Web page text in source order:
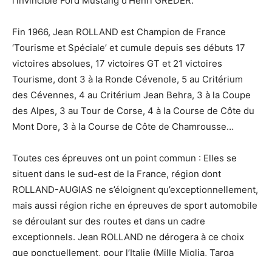
Fin 1966, Jean ROLLAND est Champion de France
‘Tourisme et Spéciale’ et cumule depuis ses débuts 17
victoires absolues, 17 victoires GT et 21 victoires
Tourisme, dont 3 à la Ronde Cévenole, 5 au Critérium
des Cévennes, 4 au Critérium Jean Behra, 3 à la Coupe
des Alpes, 3 au Tour de Corse, 4 à la Course de Côte du
Mont Dore, 3 à la Course de Côte de Chamrousse…
Toutes ces épreuves ont un point commun : Elles se
situent dans le sud-est de la France, région dont
ROLLAND-AUGIAS ne s’éloignent qu’exceptionnellement,
mais aussi région riche en épreuves de sport automobile
se déroulant sur des routes et dans un cadre
exceptionnels. Jean ROLLAND ne dérogera à ce choix
que ponctuellement, pour l’Italie (Mille Miglia, Targa